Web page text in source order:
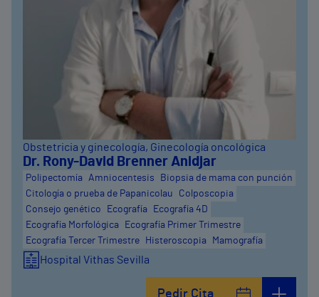
Obstetricia y ginecología, Ginecología oncológica
Dr. Rony-David Brenner Anidjar
Polipectomía Amniocentesis
Biopsia de mama con punción
Citología o prueba de Papanicolau
Colposcopia
Consejo genético
Ecografía
Ecografía 4D
Ecografía Morfológica
Ecografía Primer Trimestre
Ecografía Tercer Trimestre
Histeroscopia Mamografía
Hospital Vithas Sevilla
Pedir Cita